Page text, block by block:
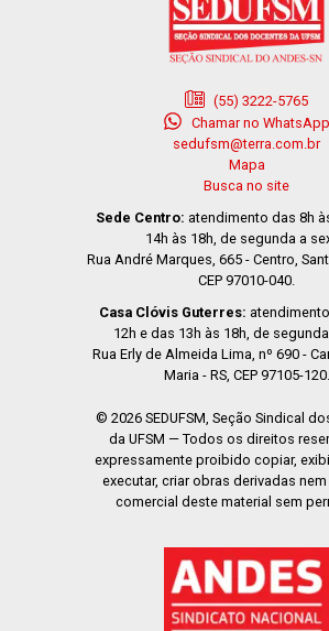
(55) 3222-5765
Chamar no WhatsApp
sedufsm@terra.com.br
Mapa
Busca no site
Sede Centro: atendimento das 8h
14h às 18h, de segunda a
Rua André Marques, 665 - Centro,
CEP 97010-040.
Casa Clóvis Guterres:
12h e das 13h às 18h, de segunda
Rua Erly de Almeida Lima, nº 690 -
Maria - RS, CEP 97105-120.
© 2026 SEDUFSM, Seção Sindical
da UFSM — Todos os direitos
expressamente proibido copiar,
executar, criar obras derivadas
comercial deste material sem